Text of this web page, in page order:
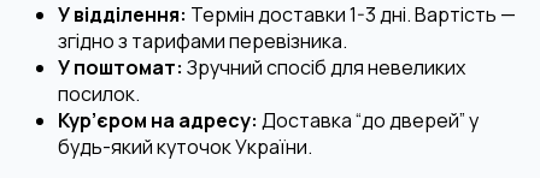
У відділення: Термін доставки 1-3 дні. Вартість —
згідно з тарифами перевізника.
У поштомат: Зручний спосіб для невеликих
посилок.
Кур’єром на адресу: Доставка “до дверей” у
будь-який куточок України.